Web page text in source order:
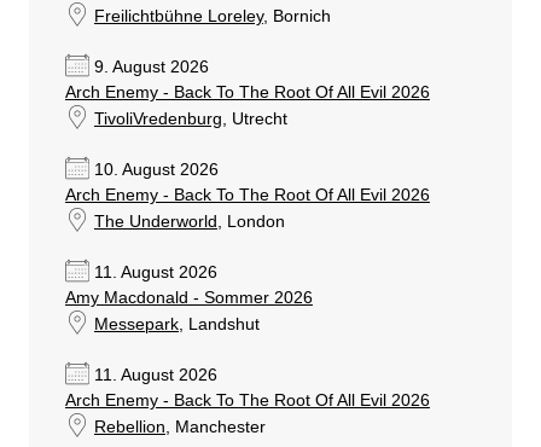
Freilichtbühne Loreley, Bornich
9. August 2026
Arch Enemy - Back To The Root Of All Evil 2026
TivoliVredenburg , Utrecht
10. August 2026
Arch Enemy - Back To The Root Of All Evil 2026
The Underworld , London
11. August 2026
Amy Macdonald - Sommer 2026
Messepark, Landshut
11. August 2026
Arch Enemy - Back To The Root Of All Evil 2026
Rebellion , Manchester